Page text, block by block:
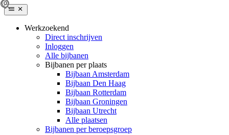
Werkzoekend
Direct inschrijven
Inloggen
Alle bijbanen
Bijbanen per plaats
Bijbaan Amsterdam
Bijbaan Den Haag
Bijbaan Rotterdam
Bijbaan Groningen
Bijbaan Utrecht
Alle plaatsen
Bijbanen per beroepsgroep